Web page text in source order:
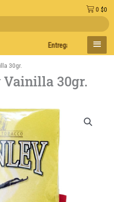
Entregas en el día en AMBA
$0
0
MENÚ
30gr.
Vainilla 30gr.